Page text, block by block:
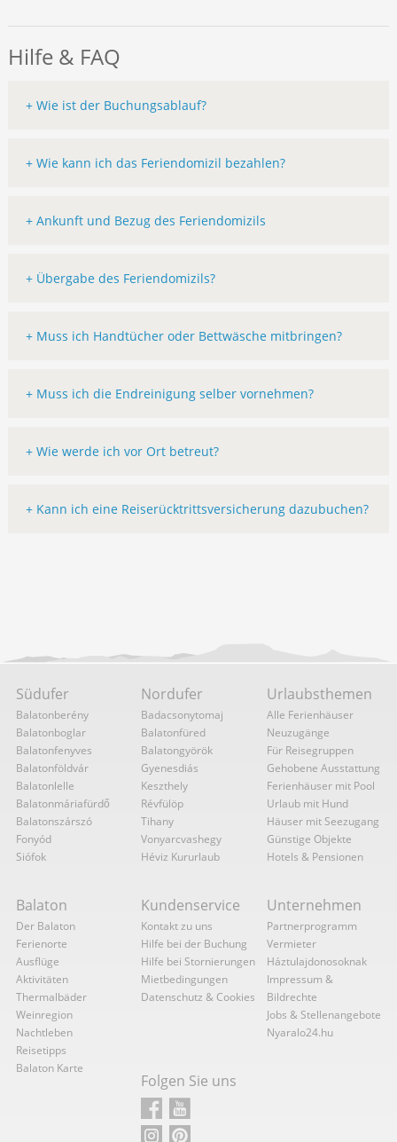
Hilfe & FAQ
+ Wie ist der Buchungsablauf?
+ Wie kann ich das Feriendomizil bezahlen?
+ Ankunft und Bezug des Feriendomizils
+ Übergabe des Feriendomizils?
+ Muss ich Handtücher oder Bettwäsche mitbringen?
+ Muss ich die Endreinigung selber vornehmen?
+ Wie werde ich vor Ort betreut?
+ Kann ich eine Reiserücktrittsversicherung dazubuchen?
Südufer
Balatonberény
Balatonboglar
Balatonfenyves
Balatonföldvár
Balatonlelle
Balatonmáriafürdő
Balatonszárszó
Fonyód
Siófok
Nordufer
Badacsonytomaj
Balatonfüred
Balatongyörök
Gyenesdiás
Keszthely
Révfülöp
Tihany
Vonyarcvashegy
Héviz Kururlaub
Urlaubsthemen
Alle Ferienhäuser
Neuzugänge
Für Reisegruppen
Gehobene Ausstattung
Ferienhäuser mit Pool
Urlaub mit Hund
Häuser mit Seezugang
Günstige Objekte
Hotels & Pensionen
Balaton
Der Balaton
Ferienorte
Ausflüge
Aktivitäten
Thermalbäder
Weinregion
Nachtleben
Reisetipps
Balaton Karte
Kundenservice
Kontakt zu uns
Hilfe bei der Buchung
Hilfe bei Stornierungen
Mietbedingungen
Datenschutz & Cookies
Unternehmen
Partnerprogramm
Vermieter
Háztulajdonosoknak
Impressum &
Bildrechte
Jobs & Stellenangebote
Nyaralo24.hu
Folgen Sie uns